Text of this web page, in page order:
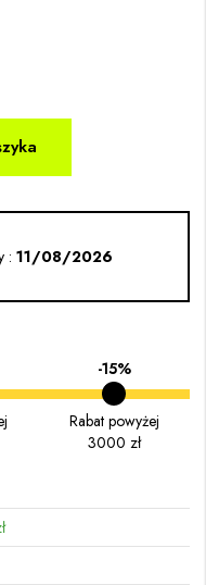
: 11/08/2026
-15%
Rabat powyżej
3000 zł